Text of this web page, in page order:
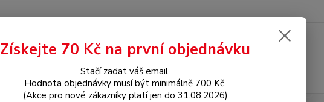
Hledat
Získejte 70 Kč na první objednávku
Stačí zadat váš email.
Hodnota objednávky musí být minimálně 700 Kč.
(Akce pro nové zákazníky platí jen do 31.08.2026)